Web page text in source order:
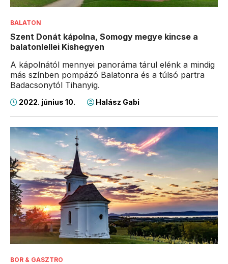
BALATON
Szent Donát kápolna, Somogy megye kincse a
balatonlellei Kishegyen
A kápolnától mennyei panoráma tárul elénk a mindig
más színben pompázó Balatonra és a túlsó partra
Badacsonytól Tihanyig.
2022. június 10. Halász Gabi
BOR & GASZTRO